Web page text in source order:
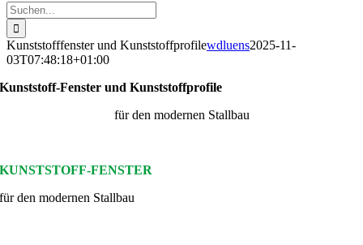
Suche
nach:
Kunststofffenster und Kunststoffprofilewdluens2025-11-
03T07:48:18+01:00
Kunststoff-Fenster und Kunststoffprofile
für den modernen Stallbau
KUNSTSTOFF-FENSTER
für den modernen Stallbau